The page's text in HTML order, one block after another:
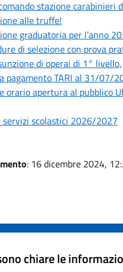
stazione carabinieri
alle truffe!
graduatoria per l’anno
di selezione con prova
di operai di 1° livello,
pagamento TARI al 31/07/
orario apertura al pubblico
servizi scolastici 2026/2027
: 16 dicembre 2024,
chiare le